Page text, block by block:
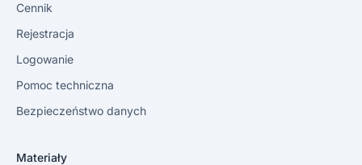
Cennik
Rejestracja
Logowanie
Pomoc techniczna
Bezpieczeństwo danych
Materiały